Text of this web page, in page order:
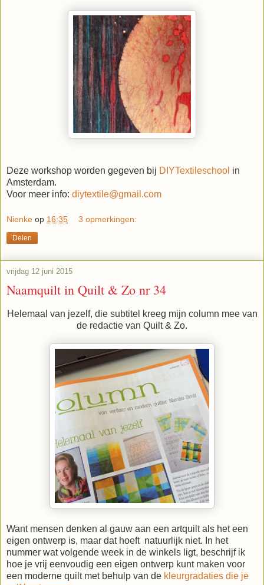
Deze workshop worden gegeven bij DIYTextileschool in
Amsterdam.
Voor meer info: diytextile@gmail.com
Nienke op 16:35 3 opmerkingen:
Delen
vrijdag 12 juni 2015
Naamquilt in Quilt & Zo nr 34
Helemaal van jezelf, die subtitel kreeg mijn column mee van
de redactie van Quilt & Zo.
Want mensen denken al gauw aan een artquilt als het een
eigen ontwerp is, maar dat hoeft natuurlijk niet. In het
nummer wat volgende week in de winkels ligt, beschrijf ik
hoe je vrij eenvoudig een eigen ontwerp kunt maken voor
een moderne quilt met behulp van de kleurgradaties die je